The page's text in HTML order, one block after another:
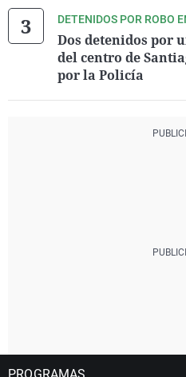
DETENIDOS POR ROBO
Dos detenidos por
del centro de
por la Policía